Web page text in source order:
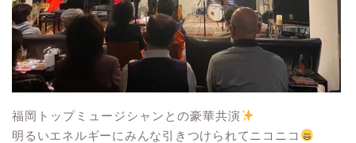
福岡トップミュージシャンとの豪華共演
明るいエネルギーにみんな引きつけられてニコニコ